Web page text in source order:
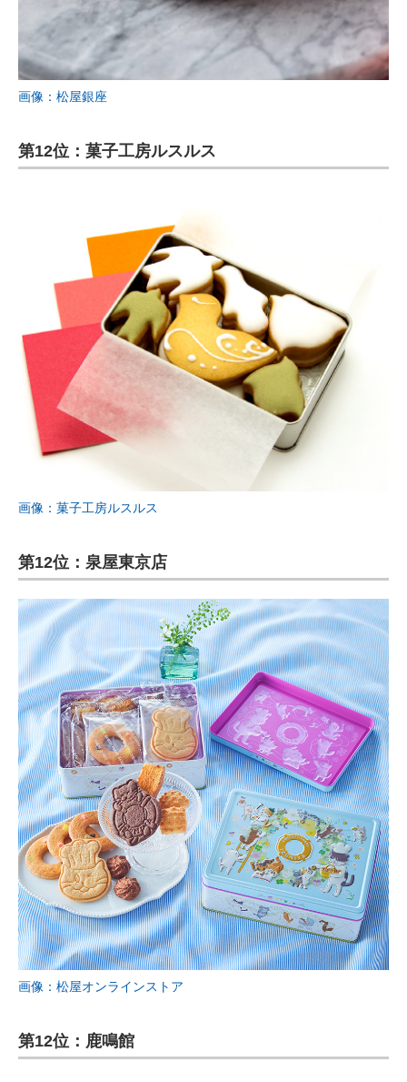
画像：松屋銀座
第12位：菓子工房ルスルス
画像：菓子工房ルスルス
第12位：泉屋東京店
画像：松屋オンラインストア
第12位：鹿鳴館